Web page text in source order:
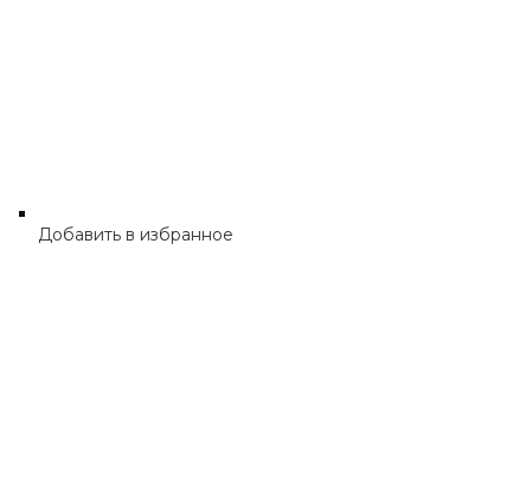
Добавить в избранное